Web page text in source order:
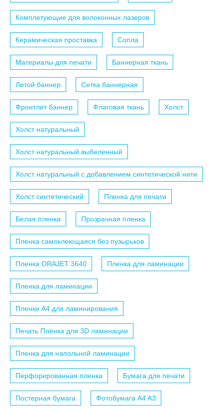
Комплетующие для волоконных лазеров
Керамическая проставка Сопла
Материалы для печати Баннерная ткань
Литой баннер Сетка баннерная
Фронтлит баннер Флаговая ткань Холст
Холст натуральный
Холст натуральный выбеленный
Холст натуральный с добавлением синтетической нити
Холст синтетический Пленка для печати
Белая пленка Прозрачная пленка
Пленка самоклеющаяся без пузырьков
Пленка ORAJET 3640 Пленка для ламинации
Пленка для ламинации
Пленки A4 для ламинирования
Печать Плёнка для 3D ламинации
Пленка для напольной ламинации
Перфорированная пленка Бумага для печати
Постерная бумага Фотобумага A4 A3